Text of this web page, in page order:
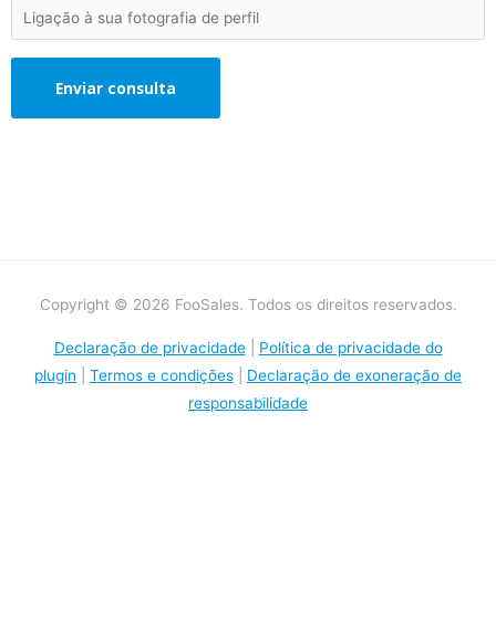
Copyright © 2026 FooSales. Todos os direitos reservados.
Declaração de privacidade| Política de privacidade do
plugin
Termos e condições
Declaração de exoneração de
responsabilidade